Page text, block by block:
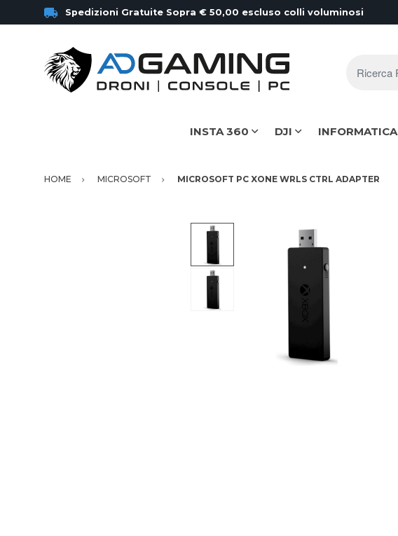
Spedizioni Gratuite Sopra € 50,00 escluso colli voluminosi
INSTA 360 DJI INFORMATICA
HOME MICROSOFT MICROSOFT PC XONE WRLS CTRL ADAPTER